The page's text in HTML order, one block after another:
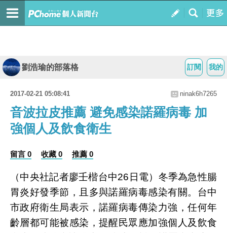
我的
訂閱
劉浩瑜的部落格
2017-02-21 05:08:41 ninak6h7265
音波拉皮推薦 避免感染諾羅病毒 加
強個人及飲食衛生
留言 0 收藏 0 推薦 0
（中央社記者廖壬楷台中26日電）冬季為急性腸
胃炎好發季節，且多與諾羅病毒感染有關。台中
市政府衛生局表示，諾羅病毒傳染力強，任何年
齡層都可能被感染，提醒民眾應加強個人及飲食